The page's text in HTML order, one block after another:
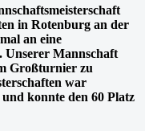
in Rotenburg an der
an eine
Unserer Mannschaft
Großturnier zu
war
konnte den 60 Platz